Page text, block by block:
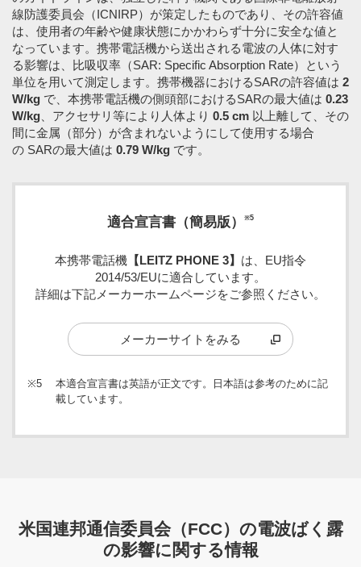
線防護委員会（ICNIRP）が策定したものであり、その許容値
は、使用者の年齢や健康状態にかかわらず十分に安全な値と
なっています。携帯電話機から送出される電波の人体に対す
る影響は、比吸収率（SAR: Specific Absorption Rate）という
単位を用いて測定します。携帯機器におけるSARの許容値は 2
W/kg で、本携帯電話機の側頭部におけるSARの最大値は 0.23
W/kg 、アクセサリ等により人体より 0.5 cm 以上離して、その
間に金属（部分）が含まれないようにして使用する場合
の SARの最大値は 0.79 W/kg です。
適合宣言書（簡易版） ※5
本携帯電話機 【LEITZ PHONE 3】 は、EU指令
2014/53/EUに適合しています。
詳細は下記メーカーホームページをご参照ください。
メーカーサイトをみる
※5
本適合宣言書は英語が正文です。日本語は参考のために記
載しています。
米国連邦通信委員会（FCC）の電波ばく露
の影響に関する情報